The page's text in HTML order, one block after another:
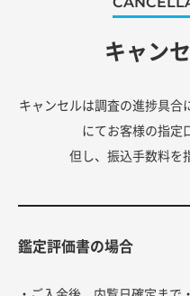
キャン
キャンセルは調査の進捗具合
にてお客様の指定
但し、振込手数料を
鑑定評価書の場合